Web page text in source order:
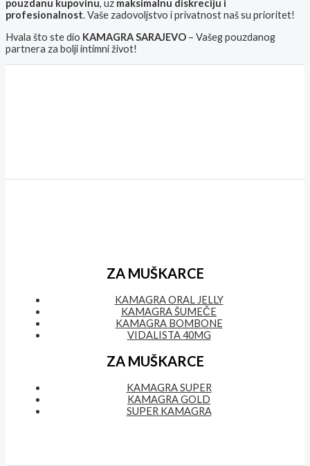
pouzdanu kupovinu, uz maksimalnu diskreciju i
profesionalnost. Vaše zadovoljstvo i privatnost naš su prioritet!
Hvala što ste dio KAMAGRA SARAJEVO – Vašeg pouzdanog
partnera za bolji intimni život!
ZA MUŠKARCE
KAMAGRA ORAL JELLY
KAMAGRA ŠUMEČE
KAMAGRA BOMBONE
VIDALISTA 40MG
ZA MUŠKARCE
KAMAGRA SUPER
KAMAGRA GOLD
SUPER KAMAGRA